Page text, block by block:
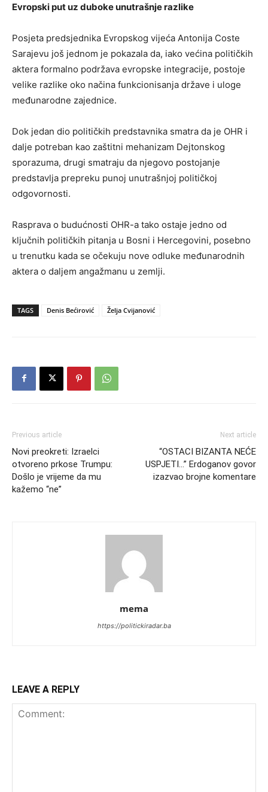
Evropski put uz duboke unutrašnje razlike
Posjeta predsjednika Evropskog vijeća Antonija Coste
Sarajevu još jednom je pokazala da, iako većina političkih
aktera formalno podržava evropske integracije, postoje
velike razlike oko načina funkcionisanja države i uloge
međunarodne zajednice.
Dok jedan dio političkih predstavnika smatra da je OHR i
dalje potreban kao zaštitni mehanizam Dejtonskog
sporazuma, drugi smatraju da njegovo postojanje
predstavlja prepreku punoj unutrašnjoj političkoj
odgovornosti.
Rasprava o budućnosti OHR-a tako ostaje jedno od
ključnih političkih pitanja u Bosni i Hercegovini, posebno
u trenutku kada se očekuju nove odluke međunarodnih
aktera o daljem angažmanu u zemlji.
TAGS Denis Bećirović Želja Cvijanović
Previous article
Novi preokreti: Izraelci
otvoreno prkose Trumpu:
Došlo je vrijeme da mu
kažemo “ne”
Next article
“OSTACI BIZANTA NEĆE
USPJETI…” Erdoganov govor
izazvao brojne komentare
mema
https://politickiradar.ba
LEAVE A REPLY